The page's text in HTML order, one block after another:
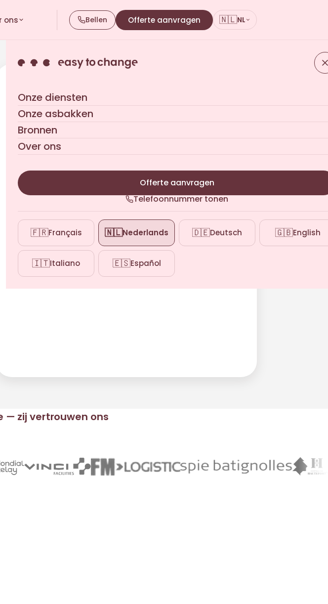
ons Bellen Offerte aanvragen 🇳🇱NL
Onze diensten
Onze asbakken
Bronnen
Over ons
Offerte aanvragen
Telefoonnummer tonen
🇫🇷Français 🇳🇱Nederlands 🇩🇪Deutsch 🇬🇧English
🇮🇹Italiano 🇪🇸Español
Vrijblijvend · Antwoord binnen 24 werkuren
— zij vertrouwen ons